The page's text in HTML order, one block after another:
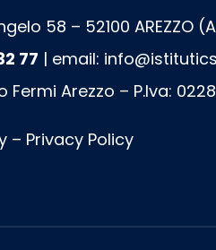
58 – 52100 AREZZO
77 | email:
Arezzo – P.Iva:
– Privacy Policy